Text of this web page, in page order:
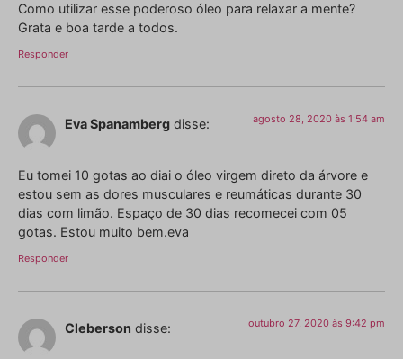
Como utilizar esse poderoso óleo para relaxar a mente?
Grata e boa tarde a todos.
Responder
Eva Spanamberg disse: agosto 28, 2020 às 1:54 am
Eu tomei 10 gotas ao diai o óleo virgem direto da árvore e
estou sem as dores musculares e reumáticas durante 30
dias com limão. Espaço de 30 dias recomecei com 05
gotas. Estou muito bem.eva
Responder
Cleberson disse: outubro 27, 2020 às 9:42 pm